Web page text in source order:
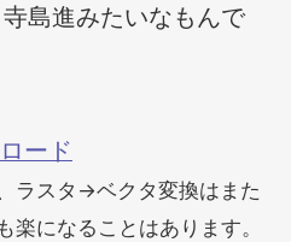
島進みたいなもんで
ード
ラスタ→ベクタ変換はまた
楽になることはあります。